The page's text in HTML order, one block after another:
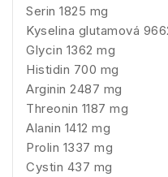
Serin 1825 mg
Kyselina glutamová
Glycin 1362 mg
Histidin 700 mg
Arginin 2487 mg
Threonin 1187 mg
Alanin 1412 mg
Prolin 1337 mg
Cystin 437 mg